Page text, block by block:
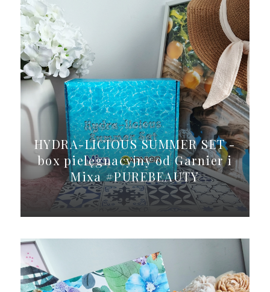
HYDRA-LICIOUS SUMMER SET -
box pielęgnacyjny od Garnier i
Mixa #PUREBEAUTY